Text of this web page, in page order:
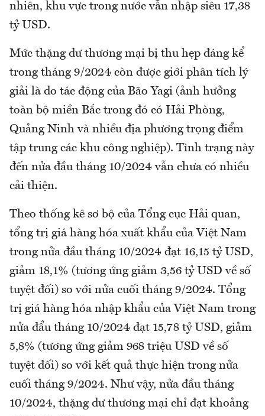
nhiên, khu vực trong nước vẫn nhập siêu 17,38
tỷ USD.
Mức thặng dư thương mại bị thu hẹp đáng kể
trong tháng 9/2024 còn được giới phân tích lý
giải là do tác động của Bão Yagi (ảnh hưởng
toàn bộ miền Bắc trong đó có Hải Phòng,
Quảng Ninh và nhiều địa phương trọng điểm
tập trung các khu công nghiệp). Tình trạng này
đến nửa đầu tháng 10/2024 vẫn chưa có nhiều
cải thiện.
Theo thống kê sơ bộ của Tổng cục Hải quan,
tổng trị giá hàng hóa xuất khẩu của Việt Nam
trong nửa đầu tháng 10/2024 đạt 16,15 tỷ USD,
giảm 18,1% (tương ứng giảm 3,56 tỷ USD về số
tuyệt đối) so với nửa cuối tháng 9/2024. Tổng
trị giá hàng hóa nhập khẩu của Việt Nam trong
nửa đẩu tháng 10/2024 đạt 15,78 tỷ USD, giảm
5,8% (tương ứng giảm 968 triệu USD về số
tuyệt đối) so với kết quả thực hiện trong nửa
cuối tháng 9/2024. Như vậy, nửa đầu tháng
10/2024, thặng dư thương mại chỉ đạt khoảng